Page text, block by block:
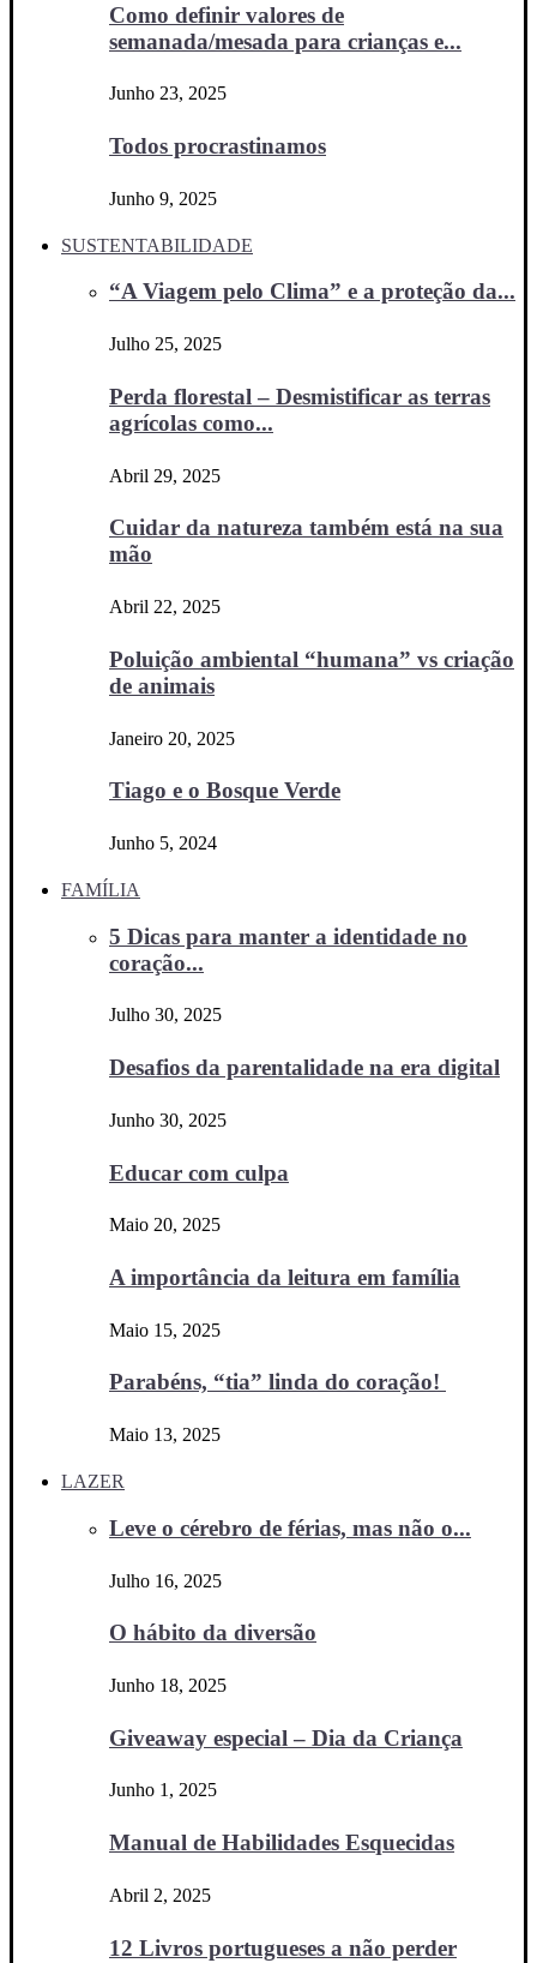
Como definir valores de
semanada/mesada para crianças e...
Junho 23, 2025
Todos procrastinamos
Junho 9, 2025
SUSTENTABILIDADE
“A Viagem pelo Clima” e a proteção da...
Julho 25, 2025
Perda florestal – Desmistificar as terras
agrícolas como...
Abril 29, 2025
Cuidar da natureza também está na sua
mão
Abril 22, 2025
Poluição ambiental “humana” vs criação
de animais
Janeiro 20, 2025
Tiago e o Bosque Verde
Junho 5, 2024
FAMÍLIA
5 Dicas para manter a identidade no
coração...
Julho 30, 2025
Desafios da parentalidade na era digital
Junho 30, 2025
Educar com culpa
Maio 20, 2025
A importância da leitura em família
Maio 15, 2025
Parabéns, “tia” linda do coração!
Maio 13, 2025
LAZER
Leve o cérebro de férias, mas não o...
Julho 16, 2025
O hábito da diversão
Junho 18, 2025
Giveaway especial – Dia da Criança
Junho 1, 2025
Manual de Habilidades Esquecidas
Abril 2, 2025
12 Livros portugueses a não perder